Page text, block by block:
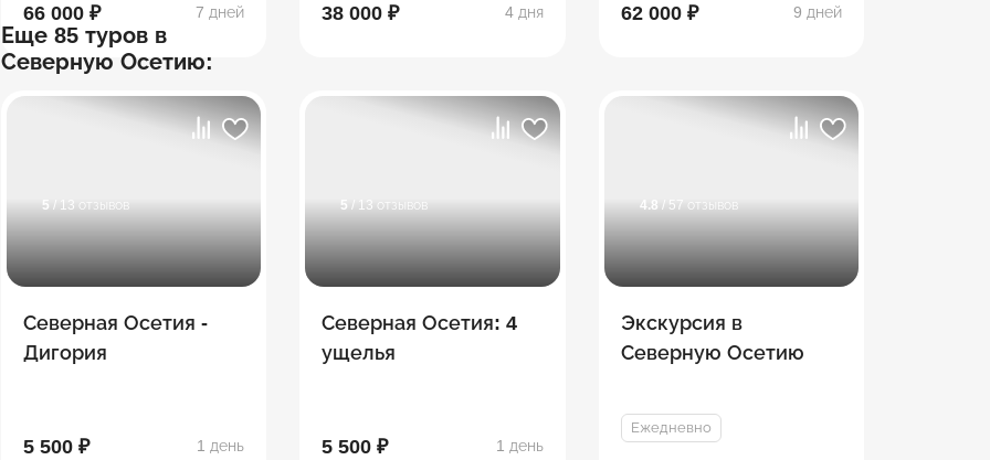
66 000 ₽ 7 дней 38 000 ₽ 4 дня
62 000 ₽
9 дней
Еще 85 туров в
Северную Осетию:
5 / 13 отзывов
Северная Осетия -
Дигория
5 500 ₽ 1 день
5 / 13 отзывов
Северная Осетия: 4
ущелья
5 500 ₽ 1 день
4.8 / 57 отзывов
Экскурсия в
Северную Осетию
Ежедневно